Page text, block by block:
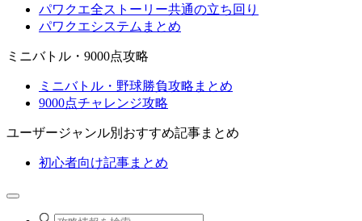
パワクエ全ストーリー共通の立ち回り
パワクエシステムまとめ
ミニバトル・9000点攻略
ミニバトル・野球勝負攻略まとめ
9000点チャレンジ攻略
ユーザージャンル別おすすめ記事まとめ
初心者向け記事まとめ